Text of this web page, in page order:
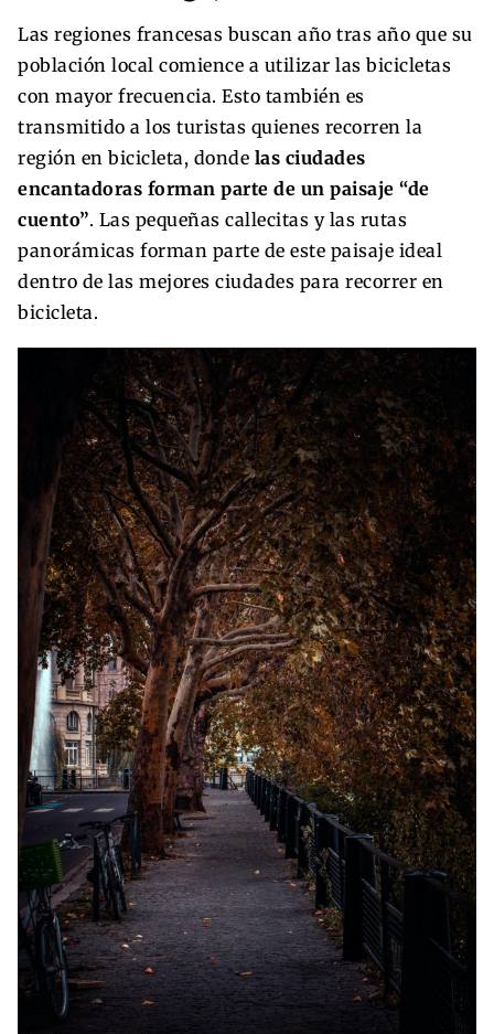
Las regiones francesas buscan año tras año que su
población local comience a utilizar las bicicletas
con mayor frecuencia. Esto también es
transmitido a los turistas quienes recorren la
región en bicicleta, donde las ciudades
encantadoras forman parte de un paisaje “de
cuento”. Las pequeñas callecitas y las rutas
panorámicas forman parte de este paisaje ideal
dentro de las mejores ciudades para recorrer en
bicicleta.